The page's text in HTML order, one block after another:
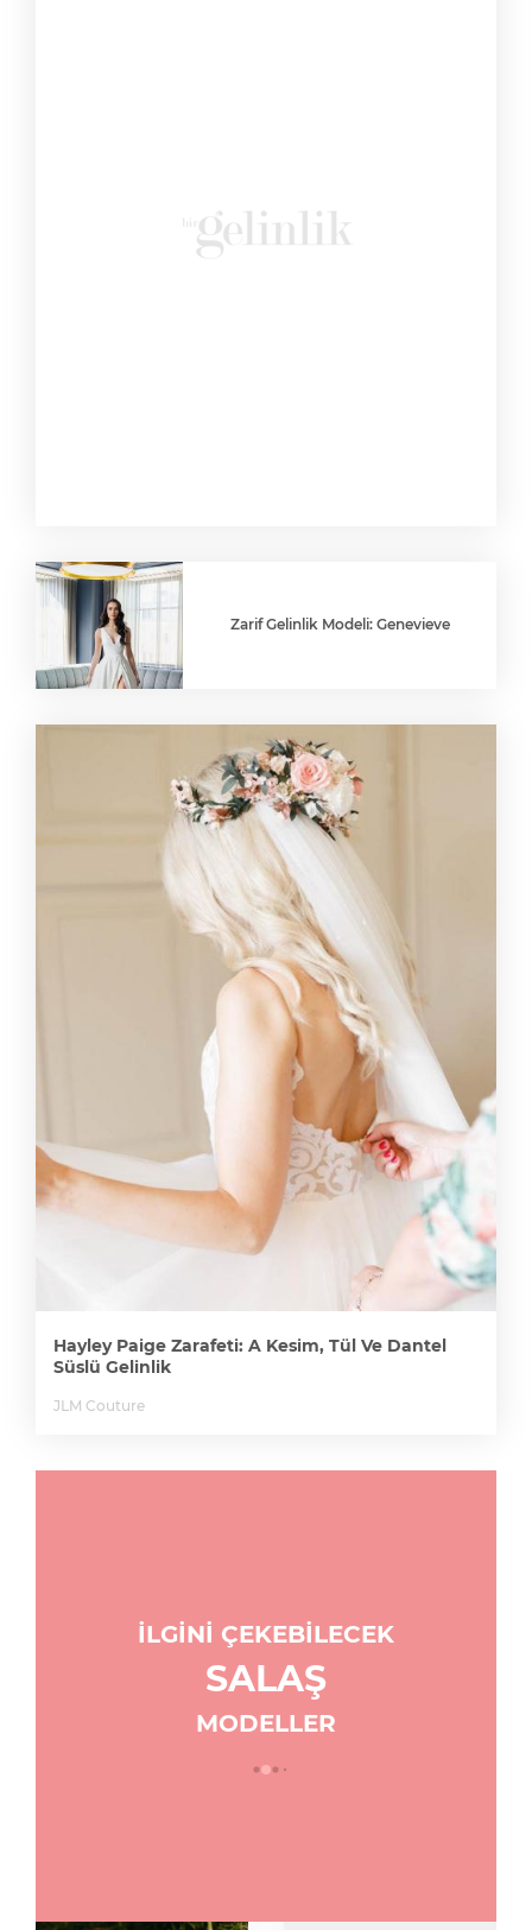
Zarif Gelinlik Modeli: Genevieve
Hayley Paige Zarafeti: A Kesim, Tül Ve Dantel
Süslü Gelinlik
JLM Couture
İLGİNİ ÇEKEBİLECEK
SALAŞ
MODELLER